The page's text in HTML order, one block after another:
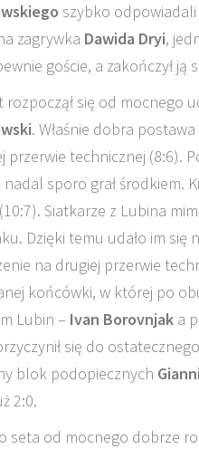
szybko
zagrywka Dawida Dryi,
goście, a zakończył ją
rozpoczął się od
. Właśnie dobra
przerwie technicznej (8:6).
nadal sporo grał środkiem.
(10:7). Siatkarze z Lubina
Dzięki temu udało im
na drugiej przerwie
końcówki, w której po
Lubin – Ivan Borovnjak a
się do
blok podopiecznych
2:0.
seta od mocnego dobrze